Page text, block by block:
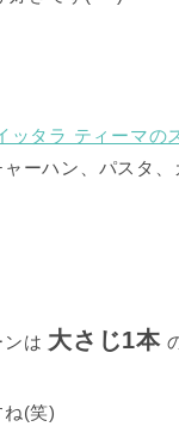
ッタラ ティーマの
ーハン、パスタ
は 大さじ1本
(笑)